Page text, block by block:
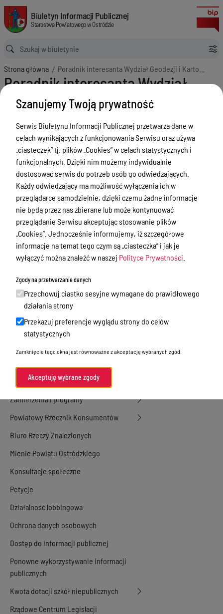
Poradnik interesanta Wydział Geodezji i Kartografii
Biuletyn Informacji Publicznej Starostwa Powiatowego w Ostródzie
Biuletyn Informacji Publicznej
Starostwa Powiatowego w Ostródzie
Ścieżka powrotu
Strona główna Poradnik interesanta Wydział Geodezji i Kartografii
Poradnik interesanta Wydział
Geodezji i Kartografii
Starostwo Powiatowe
Poradnik Interesanta
Informacje o naborze
Zamówienia Publiczne
Tablica ogłoszeń
Dyżury Aptek w Powiecie Ostródzkim
Nieodpłatna Pomoc Prawna
Akty Prawne
Rejestry, ewidencje i archiwa
Budżet
Organizacja działania samorządu
powiatowego
Porozumienia i umowy
Zamierzenia i programy
Powiatowy Rzecznik Konsumentów
Biuro Rzeczy Znalezionych
Mienie Powiatu Ostródzkiego
Konsultacje społeczne
Petycje
Działalność lobbingowa
Ochrona danych osobowych
Dostęp do informacji publicznej
Ponowne wykorzystywanie informacji
publicznych
Kwota dotacji szkół niepublicznych
Rządowe Centrum Legislacji
Szanujemy Twoją prywatność
Serwis Biuletynu Informacji Publicznej przetwarza dane w
celach wynikających z funkcjonowania Serwisu oraz używa
„ciasteczek” tj. plików „Cookies” w celach statystycznych i
funkcjonalnych. Dzięki nim możemy indywidualnie
dostosować serwis do potrzeb osób go odwiedzających.
Każdy odwiedzający ma możliwość wyłączenia ich w
przeglądarce samodzielnie, dzięki czemu żadne informacje
nie będą przez nas zbierane lub może kontynuować
przeglądanie Serwisu akceptując stosowanie plików
„Cookies”. Jednocześnie informujemy, iż szczegółowe
informacje na temat tego czym są „ciasteczka” i jak je
wyłączyć można znaleźć w naszej Polityce Prywatności
Zgody na przetwarzanie danych
Przechowuj ciastko sesyjne wymagane do prawidłowego
działania strony
Przekazuj preferencje wyglądu strony do celów
statystycznych
Zamknięcie tego okna jest równoważne z akceptację wybranych zgód.
Akceptuję wybrane zgody